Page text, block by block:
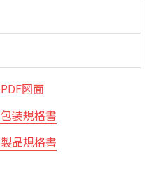
PDF図面
包装規格書
製品規格書